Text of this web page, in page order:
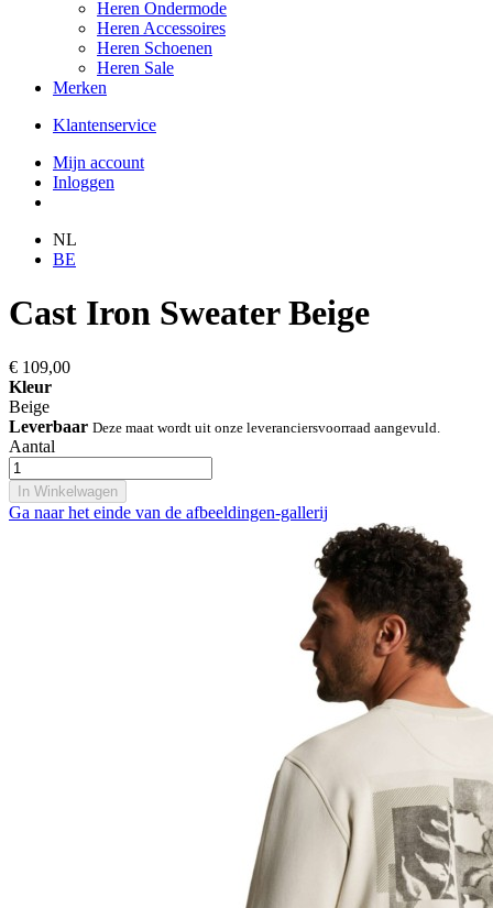
Heren Ondermode
Heren Accessoires
Heren Schoenen
Heren Sale
Merken
Klantenservice
Mijn account
Inloggen
NL
BE
Cast Iron Sweater Beige
€ 109,00
Kleur
Beige
Leverbaar Deze maat wordt uit onze leveranciersvoorraad aangevuld.
Aantal
In Winkelwagen
Ga naar het einde van de afbeeldingen-gallerij